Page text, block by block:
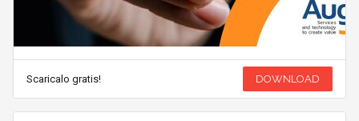
Scaricalo gratis! DOWNLOAD